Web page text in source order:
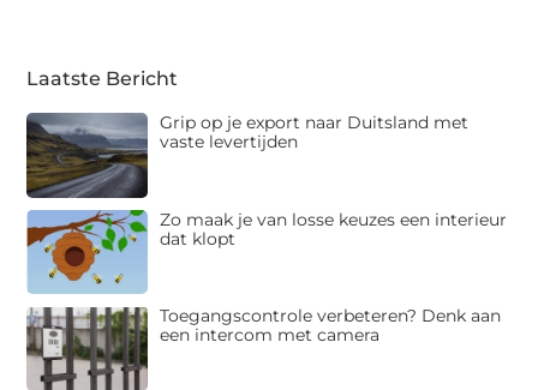
Laatste Bericht
Grip op je export naar Duitsland met
vaste levertijden
Zo maak je van losse keuzes een interieur
dat klopt
Toegangscontrole verbeteren? Denk aan
een intercom met camera